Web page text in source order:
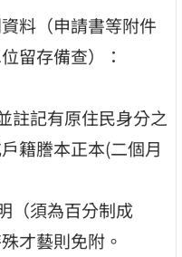
料（申請書等附件
留存備查）：
註記有原住民身分之
籍謄本正本(二個月
（須為百分制成
才藝則免附。